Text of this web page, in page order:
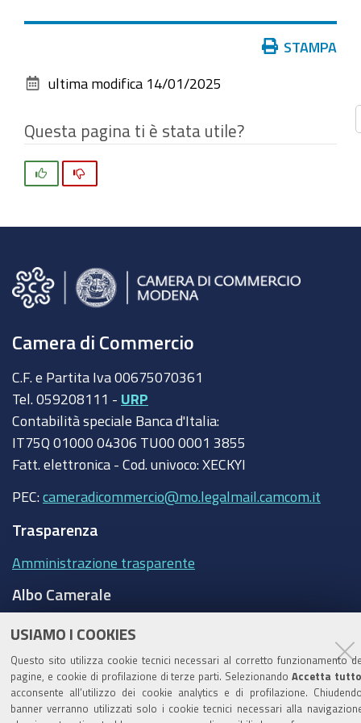
USIAMO I COOKIES
Questo sito utilizza cookie tecnici necessari al corretto funzionamento
pagine, e cookie di profilazione di terze parti. SelezionandoAccetta
acconsente all’utilizzo dei cookie analytics e di profilazione.
banner verranno utilizzati solo i cookie tecnici necessari alla
dimensioni
documento
STAMPA
ultima modifica 14/01/2025
Questa pagina ti è stata utile?
Camera di Commercio
C.F. e Partita Iva 00675070361
Tel. 059208111 - URP
Contabilità speciale Banca d'Italia:
IT75Q 01000 04306 TU00 0001 3855
Fatt. elettronica - Cod. univoco: XECKYI
PEC: cameradicommercio@mo.legalmail.camcom.it
Trasparenza
Amministrazione trasparente
Albo Camerale
Pubblicità Legale
Area riservata Amministratori
Accesso riservato agli Amministratori dell'ente